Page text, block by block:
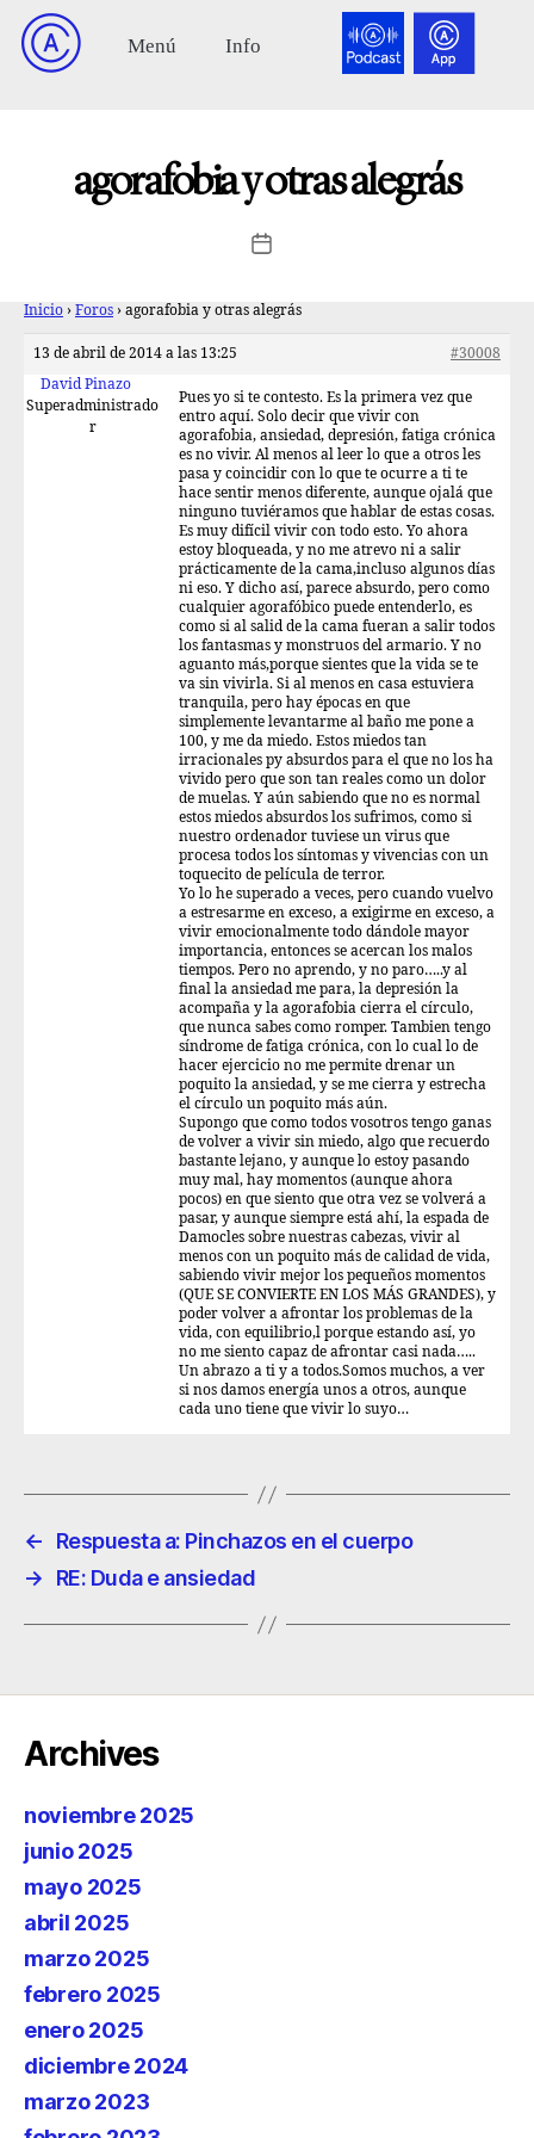
agorafobia y otras alegrás
Inicio › Foros › agorafobia y otras alegrás
13 de abril de 2014 a las 13:25
#30008
David Pinazo
Superadministrado
r
Pues yo si te contesto. Es la primera vez que
entro aquí. Solo decir que vivir con
agorafobia, ansiedad, depresión, fatiga crónica
es no vivir. Al menos al leer lo que a otros les
pasa y coincidir con lo que te ocurre a ti te
hace sentir menos diferente, aunque ojalá que
ninguno tuviéramos que hablar de estas cosas.
Es muy difícil vivir con todo esto. Yo ahora
estoy bloqueada, y no me atrevo ni a salir
prácticamente de la cama,incluso algunos días
ni eso. Y dicho así, parece absurdo, pero como
cualquier agorafóbico puede entenderlo, es
como si al salid de la cama fueran a salir todos
los fantasmas y monstruos del armario. Y no
aguanto más,porque sientes que la vida se te
va sin vivirla. Si al menos en casa estuviera
tranquila, pero hay épocas en que
simplemente levantarme al baño me pone a
100, y me da miedo. Estos miedos tan
irracionales py absurdos para el que no los ha
vivido pero que son tan reales como un dolor
de muelas. Y aún sabiendo que no es normal
estos miedos absurdos los sufrimos, como si
nuestro ordenador tuviese un virus que
procesa todos los síntomas y vivencias con un
toquecito de película de terror.
Yo lo he superado a veces, pero cuando vuelvo
a estresarme en exceso, a exigirme en exceso, a
vivir emocionalmente todo dándole mayor
importancia, entonces se acercan los malos
tiempos. Pero no aprendo, y no paro…..y al
final la ansiedad me para, la depresión la
acompaña y la agorafobia cierra el círculo,
que nunca sabes como romper. Tambien tengo
síndrome de fatiga crónica, con lo cual lo de
hacer ejercicio no me permite drenar un
poquito la ansiedad, y se me cierra y estrecha
el círculo un poquito más aún.
Supongo que como todos vosotros tengo ganas
de volver a vivir sin miedo, algo que recuerdo
bastante lejano, y aunque lo estoy pasando
muy mal, hay momentos (aunque ahora
pocos) en que siento que otra vez se volverá a
pasar, y aunque siempre está ahí, la espada de
Damocles sobre nuestras cabezas, vivir al
menos con un poquito más de calidad de vida,
sabiendo vivir mejor los pequeños momentos
(QUE SE CONVIERTE EN LOS MÁS GRANDES), y
poder volver a afrontar los problemas de la
vida, con equilibrio,l porque estando así, yo
no me siento capaz de afrontar casi nada…..
Un abrazo a ti y a todos.Somos muchos, a ver
si nos damos energía unos a otros, aunque
cada uno tiene que vivir lo suyo…
←
Respuesta a: Pinchazos en el cuerpo
→
RE: Duda e ansiedad
Archives
noviembre 2025
junio 2025
mayo 2025
abril 2025
marzo 2025
febrero 2025
enero 2025
diciembre 2024
marzo 2023